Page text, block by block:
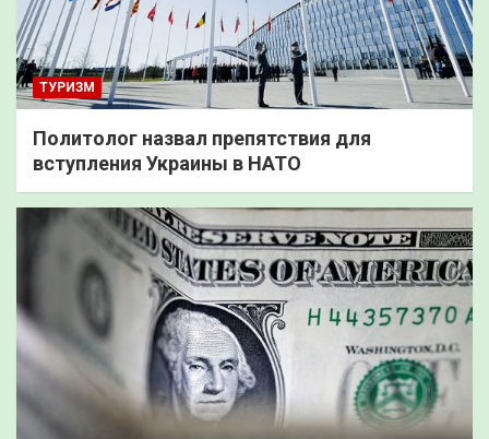
ТУРИЗМ
Политолог назвал препятствия для
вступления Украины в НАТО